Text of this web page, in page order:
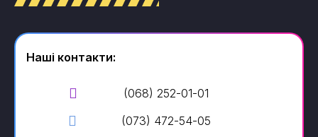
Наші контакти:
(068) 252-01-01
(073) 472-54-05